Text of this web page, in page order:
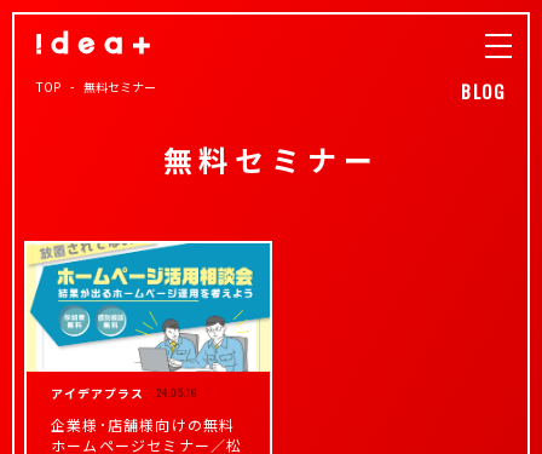
BLOG
TOP 無料セミナー
無料セミナー
アイデアプラス 24.05.16
企業様･店舗様向けの無料
ホームページセミナー／松